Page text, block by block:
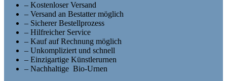
– Kostenloser Versand
– Versand an Bestatter möglich
– Sicherer Bestellprozess
– Hilfreicher Service
– Kauf auf Rechnung möglich
– Unkompliziert und schnell
– Einzigartige Künstlerurnen
– Nachhaltige Bio-Urnen